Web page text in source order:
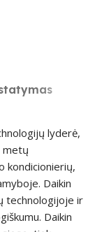
lyderė,
metų
kondicionierių,
Daikin
technologijoje ir
Daikin